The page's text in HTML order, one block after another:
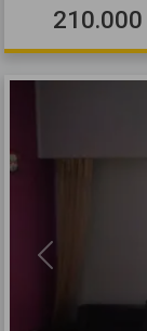
210.000
Previous